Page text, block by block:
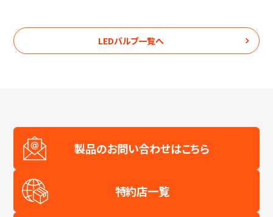
LEDバルブ一覧へ
製品のお問い合わせはこちら
特約店一覧